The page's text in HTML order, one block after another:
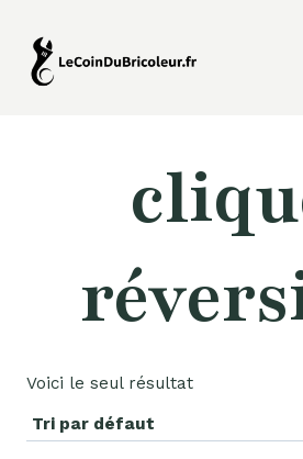
contenu
Voici le seul résultat